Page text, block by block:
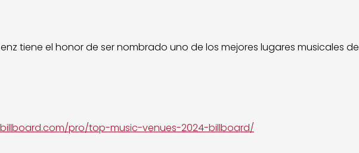
tiene el honor de ser nombrado uno de los mejores lugares musicales de
pro/top-music-venues-2024-billboard/